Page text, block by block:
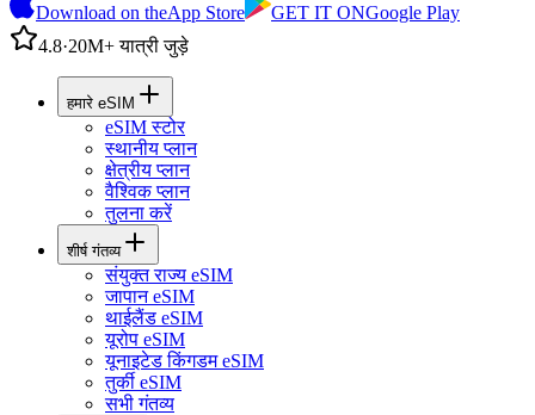
Download on theApp Store GET IT ONGoogle Play
4.8·20M+ यात्री जुड़े
हमारे eSIM
eSIM स्टोर
स्थानीय प्लान
क्षेत्रीय प्लान
वैश्विक प्लान
तुलना करें
शीर्ष गंतव्य
संयुक्त राज्य eSIM
जापान eSIM
थाईलैंड eSIM
यूरोप eSIM
यूनाइटेड किंगडम eSIM
तुर्की eSIM
सभी गंतव्य